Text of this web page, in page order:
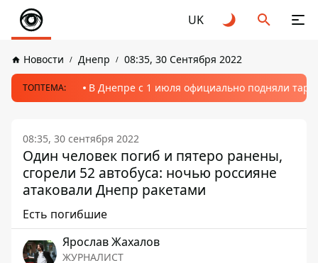
UK
Новости Днепр 08:35, 30 Сентября 2022
ТОПТЕМА: В Днепре с 1 июля официально подняли
08:35, 30 сентября 2022
Один человек погиб и пятеро ранены,
сгорели 52 автобуса: ночью россияне
атаковали Днепр ракетами
Есть погибшие
Ярослав Жахалов
ЖУРНАЛИСТ